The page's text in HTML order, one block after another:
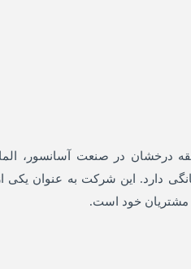
سال سابقه درخشان در صنعت
دارد. این شرکت به عنوان
خود است.